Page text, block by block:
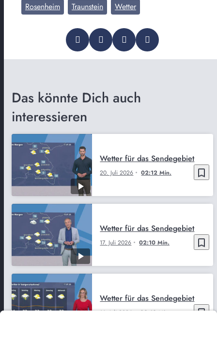
Rosenheim
Traunstein Wetter
Das könnte Dich auch
interessieren
bookmark_border
20. Juli 2026 02:12 Min.
Wetter für das Sendegebiet
bookmark_border
17. Juli 2026 02:10 Min.
Wetter für das Sendegebiet
bookmark_border
16. Juli 2026 02:10 Min.
Wetter für das Sendegebiet